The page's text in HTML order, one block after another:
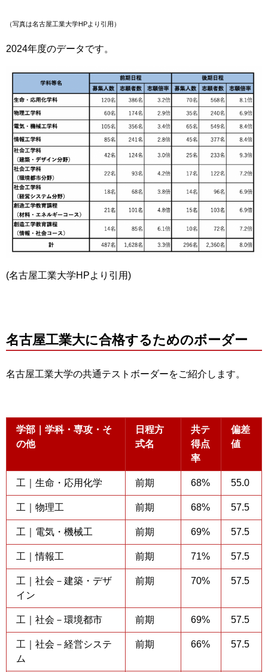
（写真は名古屋工業大学HPより引用）
2024年度のデータです。
(名古屋工業大学HPより引用)
名古屋工業大に合格するためのボーダー
名古屋工業大学の共通テストボーダーをご紹介します。
学部｜学科・専攻・そ
の他
日程方
式名
共テ
得点
率
偏差
値
工｜生命・応用化学 前期 68% 55.0
工｜物理工 前期 68% 57.5
工｜電気・機械工 前期 69% 57.5
工｜情報工 前期 71% 57.5
工｜社会－建築・デザ
イン
前期 70% 57.5
工｜社会－環境都市 前期 69% 57.5
工｜社会－経営システ
ム
前期 66% 57.5